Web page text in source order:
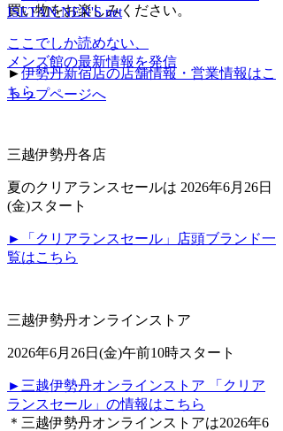
買い物をお楽しみください。
►伊勢丹新宿店の店舗情報・営業情報はこ
ちら
三越伊勢丹各店
夏のクリアランスセールは 2026年6月26日
(金)スタート
►「クリアランスセール」店頭ブランド一
覧はこちら
三越伊勢丹オンラインストア
2026年6月26日(金)午前10時スタート
►三越伊勢丹オンラインストア 「クリア
ランスセール」の情報はこちら
＊三越伊勢丹オンラインストアは2026年6
ここでしか読めない、
メンズ館の最新情報を発信
トップページへ